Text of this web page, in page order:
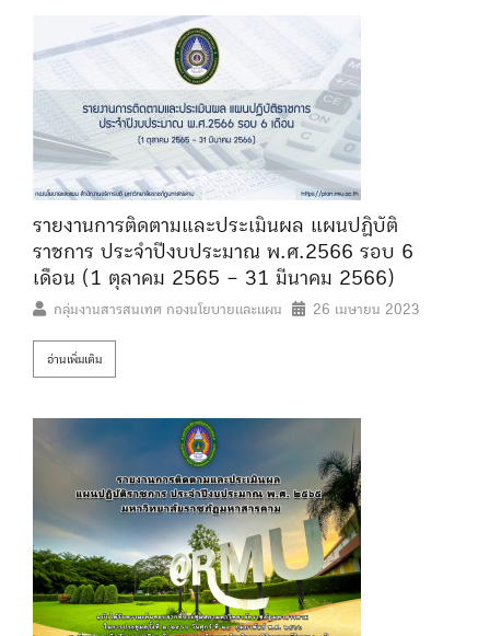
รายงานการติดตามและประเมินผล แผนปฏิบัติ
ราชการ ประจำปีงบประมาณ พ.ศ.2566 รอบ 6
เดือน (1 ตุลาคม 2565 – 31 มีนาคม 2566)
กลุ่มงานสารสนเทศ กองนโยบายและแผน 26 เมษายน 2023
อ่านเพิ่มเติม